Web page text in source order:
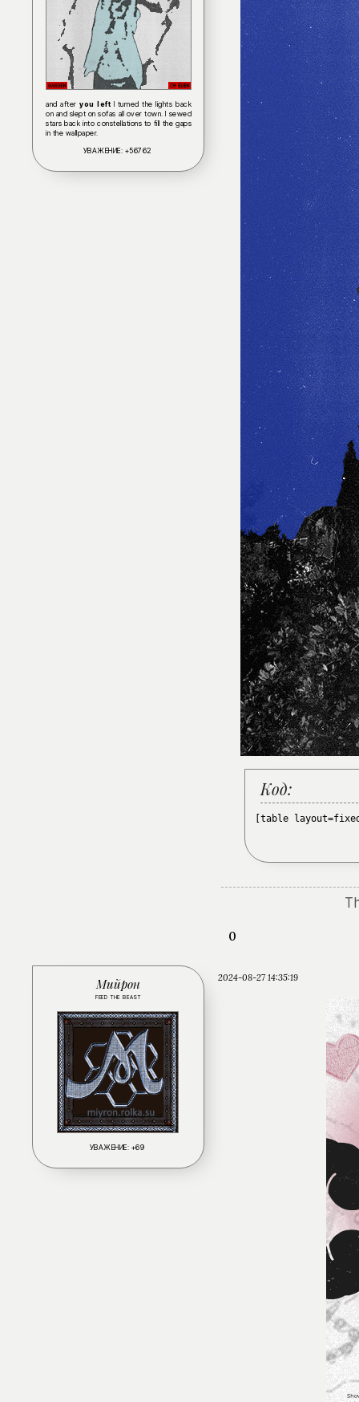
and afteryou left I turned the lights back
on and slept on sofas all over town. I sewed
stars back into constellations to fill the gaps
in the wallpaper.
УВАЖЕНИЕ: +56762
Код:
[table
0
2024-08-27 14:35:19
Мийрон
FEED THE BEAST
УВАЖЕНИЕ: +69